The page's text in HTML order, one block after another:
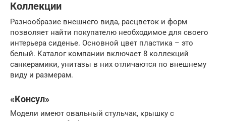
Коллекции
Разнообразие внешнего вида, расцветок и форм
позволяет найти покупателю необходимое для своего
интерьера сиденье. Основной цвет пластика – это
белый. Каталог компании включает 8 коллекций
санкерамики, унитазы в них отличаются по внешнему
виду и размерам.
«Консул»
Модели имеют овальный стульчак, крышку с